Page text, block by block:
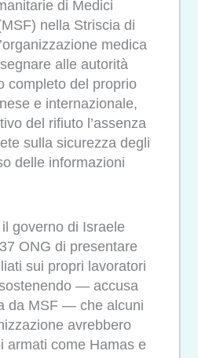
di Medici
nella Striscia di
medica
alle autorità
completo del proprio
e internazionale,
del rifiuto l’assenza
sulla sicurezza degli
delle informazioni
governo di Israele
ONG di presentare
sui propri lavoratori
— accusa
da MSF — che alcuni
avrebbero
armati come Hamas e